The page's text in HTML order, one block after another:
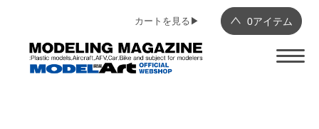
0アイテム
カートを見る▶︎